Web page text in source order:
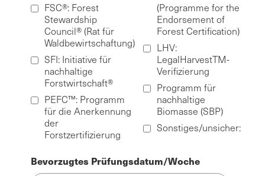
FSC®: Forest
Stewardship
Council® (Rat für
Waldbewirtschaftung)
SFI: Initiative für
nachhaltige
Forstwirtschaft®
PEFC™: Programm
für die Anerkennung
der
Forstzertifizierung
(Programme for the
Endorsement of
Forest Certification)
LHV:
LegalHarvestTM-
Verifizierung
Programm für
nachhaltige
Biomasse (SBP)
Sonstiges/unsicher:
Bevorzugtes Prüfungsdatum/Woche